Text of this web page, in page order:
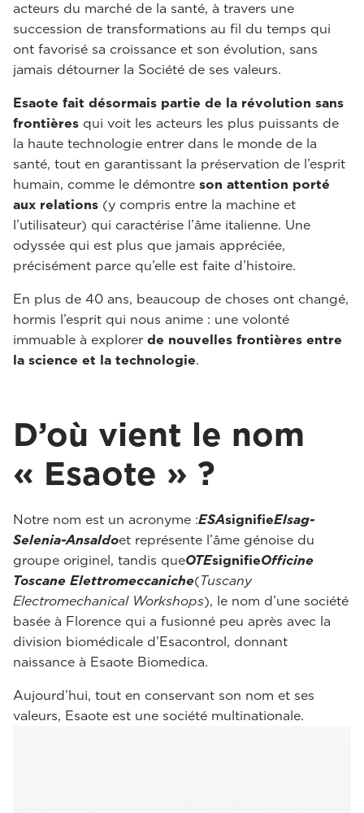
acteurs du marché de la santé, à travers une
succession de transformations au fil du temps qui
ont favorisé sa croissance et son évolution, sans
jamais détourner la Société de ses valeurs.
Esaote fait désormais partie de la révolution sans
frontières qui voit les acteurs les plus puissants de
la haute technologie entrer dans le monde de la
santé, tout en garantissant la préservation de l’esprit
humain, comme le démontre son attention porté
aux relations (y compris entre la machine et
l’utilisateur) qui caractérise l’âme italienne. Une
odyssée qui est plus que jamais appréciée,
précisément parce qu’elle est faite d’histoire.
En plus de 40 ans, beaucoup de choses ont changé,
hormis l’esprit qui nous anime : une volonté
immuable à explorer de nouvelles frontières entre
la science et la technologie.
D’où vient le nom
« Esaote » ?
Notre nom est un acronyme :ESAsignifieElsag-
Selenia-Ansaldoet représente l’âme génoise du
groupe originel, tandis queOTEsignifieOfficine
Toscane Elettromeccaniche(Tuscany
Electromechanical Workshops), le nom d’une société
basée à Florence qui a fusionné peu après avec la
division biomédicale d’Esacontrol, donnant
naissance à Esaote Biomedica.
Aujourd’hui, tout en conservant son nom et ses
valeurs, Esaote est une société multinationale.